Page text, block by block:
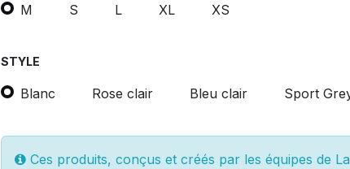
M S L XL XS
STYLE
Blanc Rose clair Bleu clair Sport
Ces produits, conçus et créés par les équipes de